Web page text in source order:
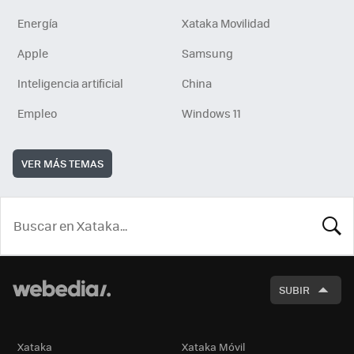
Energía
Xataka Movilidad
Apple
Samsung
Inteligencia artificial
China
Empleo
Windows 11
VER MÁS TEMAS
SUBIR
Xataka Xataka Móvil